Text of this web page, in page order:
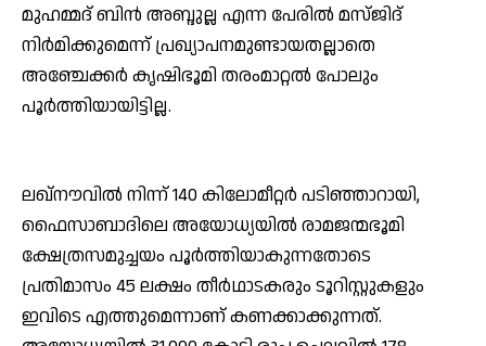
മുഹമ്മദ് ബിന്‍ അബ്ദുല്ല എന്ന പേരില്‍ മസ്ജിദ്
നിര്‍മിക്കുമെന്ന് പ്രഖ്യാപനമുണ്ടായതല്ലാതെ
അഞ്ചേക്കര്‍ കൃഷിഭൂമി തരംമാറ്റല്‍ പോലും
പൂര്‍ത്തിയായിട്ടില്ല.
ലഖ്‌നൗവില്‍ നിന്ന് 140 കിലോമീറ്റര്‍ പടിഞ്ഞാറായി,
ഫൈസാബാദിലെ അയോധ്യയില്‍ രാമജന്മഭൂമി
ക്ഷേത്രസമുച്ചയം പൂര്‍ത്തിയാകുന്നതോടെ
പ്രതിമാസം 45 ലക്ഷം തീര്‍ഥാടകരും ടൂറിസ്റ്റുകളും
ഇവിടെ എത്തുമെന്നാണ് കണക്കാക്കുന്നത്.